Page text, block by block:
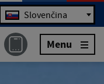
Jazyk Slovenčina
Menu